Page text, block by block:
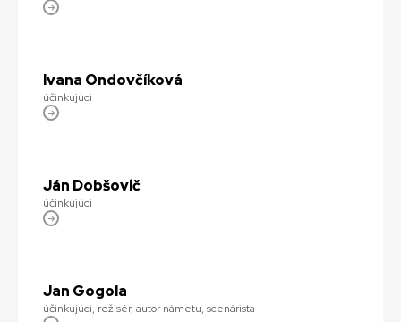
Ivana Ondovčíková
účinkujúci
Ján Dobšovič
účinkujúci
Jan Gogola
účinkujúci, režisér, autor námetu, scenárista